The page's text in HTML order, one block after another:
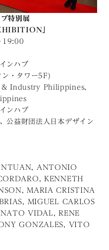
特別展
」
19:00
ンハブ
・タワー5F)
Industry Philippines,
ンハブ
公益財団法人日本デザイン
ANTONIO
KENNETH
MARIA CRISTINA
MIGUEL CARLOS
VIDAL, RENE
GONZALES, VITO